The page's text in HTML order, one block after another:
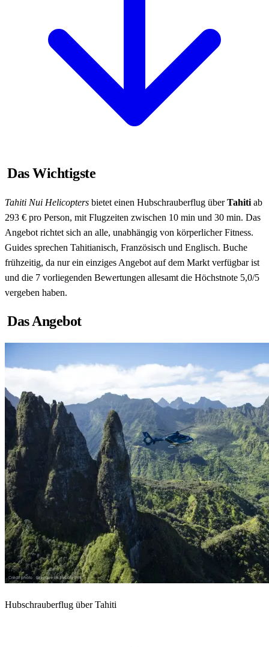
Das Wichtigste
Tahiti Nui Helicopters bietet einen Hubschrauberflug überTahiti ab
293 € pro Person, mit Flugzeiten zwischen 10 min und 30 min. Das
Angebot richtet sich an alle, unabhängig von körperlicher Fitness.
Guides sprechen Tahitianisch, Französisch und Englisch. Buche
frühzeitig, da nur ein einziges Angebot auf dem Markt verfügbar ist
und die 7 vorliegenden Bewertungen allesamt die Höchstnote 5,0/5
vergeben haben.
Das Angebot
Hubschrauberflug über Tahiti